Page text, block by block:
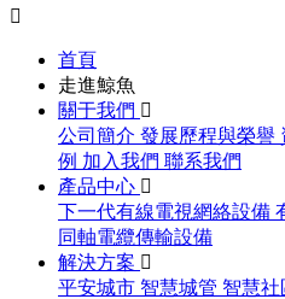

首頁
走進鯨魚
關于我們
公司簡介 發展歷程與榮譽
例 加入我們 聯系我們
產品中心
下一代有線電視網絡設備
同軸電纜傳輸設備
解決方案
平安城市 智慧城管 智慧社